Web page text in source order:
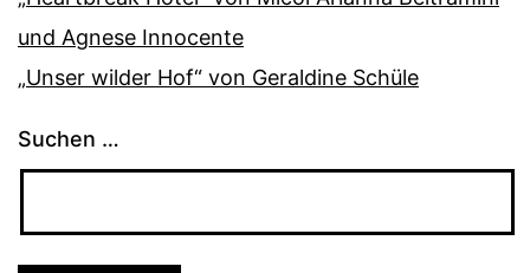
und Agnese Innocente
„Unser wilder Hof“ von Geraldine Schüle
Suchen …